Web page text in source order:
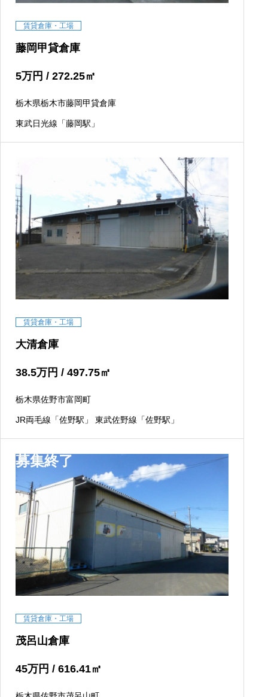
賃貸倉庫・工場
藤岡甲貸倉庫
5万円 / 272.25㎡
栃木県栃木市藤岡甲貸倉庫
東武日光線「藤岡駅」
賃貸倉庫・工場
大清倉庫
38.5万円 / 497.75㎡
栃木県佐野市富岡町
JR両毛線「佐野駅」 東武佐野線「佐野駅」
募集終了
賃貸倉庫・工場
茂呂山倉庫
45万円 / 616.41㎡